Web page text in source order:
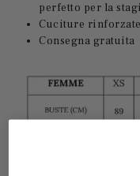
perfetto per la
Cuciture
Consegna gratuita